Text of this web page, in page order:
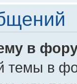
в
темы в